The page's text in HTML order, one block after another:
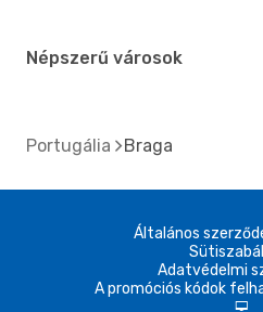
Népszerű városok
Portugália Braga
Általános
Adatvédelmi
A promóciós kódok
d